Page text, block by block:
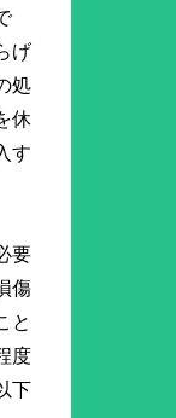
げ
処
休
す
要
傷
と
度
下